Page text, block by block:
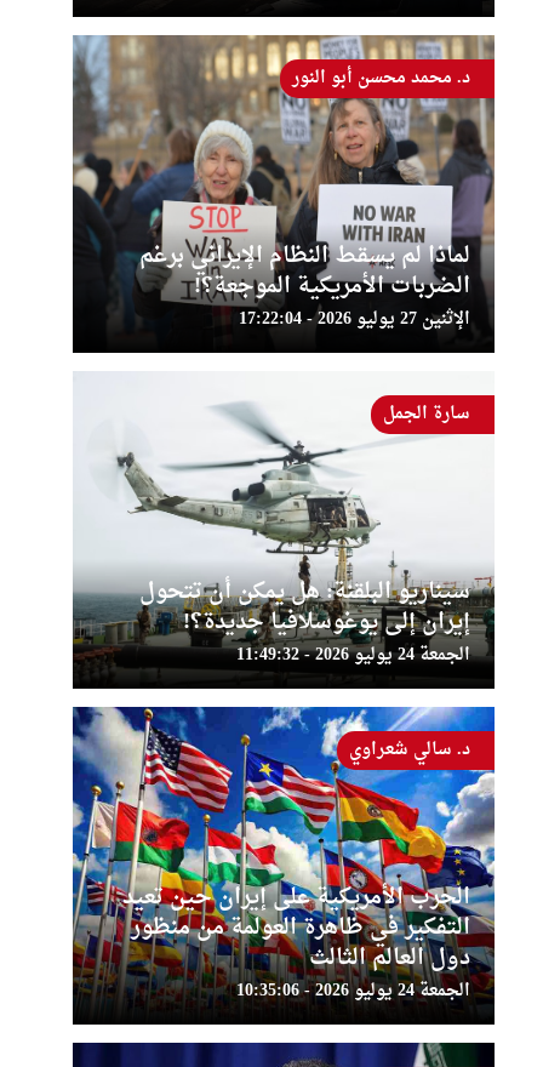
لماذا لم يسقط النظام الإيراني برغم
الضربات الأمريكية الموجعة؟!
الإثنين 27 يوليو 2026 - 17:22:04
د. محمد محسن أبو النور
سيناريو البلقنة: هل يمكن أن تتحول
إيران إلى يوغوسلافيا جديدة؟!
الجمعة 24 يوليو 2026 - 11:49:32
سارة الجمل
الحرب الأمريكية على إيران حين تعيد
التفكير في ظاهرة العولمة من منظور
دول العالم الثالث
الجمعة 24 يوليو 2026 - 10:35:06
د. سالي شعراوي